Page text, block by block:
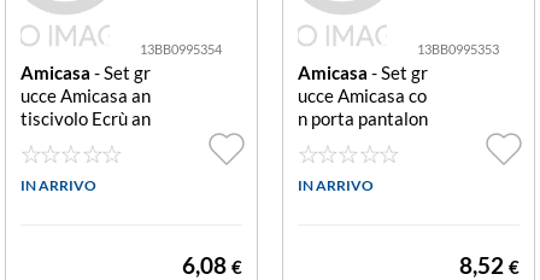
13BB0995354
Amicasa - Set gr
ucce Amicasa an
tiscivolo Ecrù an
tiscivolo
IN ARRIVO
6,08 €
13BB0995353
Amicasa - Set gr
ucce Amicasa co
n porta pantalon
i Bianco con por
ta pantaloni
IN ARRIVO
8,52 €